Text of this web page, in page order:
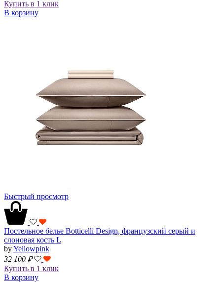
Купить в 1 клик
В корзину
Быстрый просмотр
Постельное белье Botticelli Design, французский серый и
слоновая кость L
byYellowpink
32 100 ₽
Купить в 1 клик
В корзину